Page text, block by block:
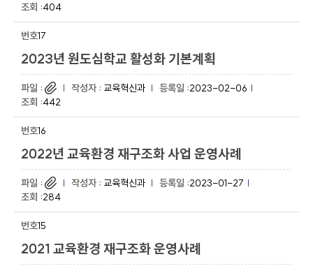
404
17
2023년 원도심학교 활성화 기본계획
교육혁신과
2023-02-06
442
16
2022년 교육환경 재구조화 사업 운영사례
교육혁신과
2023-01-27
284
15
2021 교육환경 재구조화 운영사례